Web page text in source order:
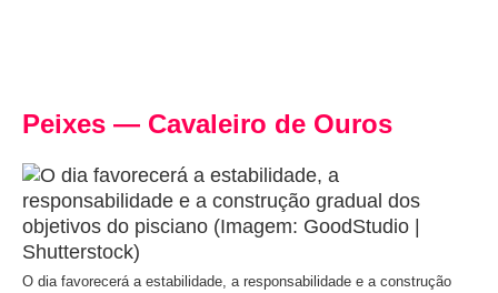
Peixes — Cavaleiro de Ouros
O dia favorecerá a estabilidade, a responsabilidade e a construção